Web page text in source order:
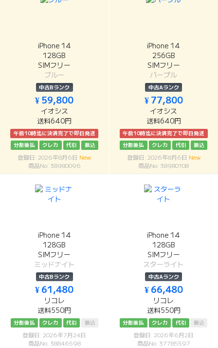
iPhone 14
128GB
SIMフリー
ブルー
中古Bランク
¥ 59,800
イオシス
送料640円
午前10時迄に決済完了で即日発送
分割後払
クレカ 代引 振込
登録日: 2026年8月6日 New
商品No: 38980096
iPhone 14
256GB
SIMフリー
パープル
中古Aランク
¥ 77,800
イオシス
送料640円
午前10時迄に決済完了で即日発送
分割後払
クレカ 代引 振込
登録日: 2026年8月6日 New
商品No: 38980108
iPhone 14
128GB
SIMフリー
ミッドナイト
中古Bランク
¥ 61,480
リコレ
送料550円
分割後払 クレカ 代引 振込
登録日: 2026年7月24日
商品No: 38846598
iPhone 14
128GB
SIMフリー
スターライト
中古Aランク
¥ 66,480
リコレ
送料550円
分割後払 クレカ 代引 振込
登録日: 2026年6月2日
商品No: 37785597